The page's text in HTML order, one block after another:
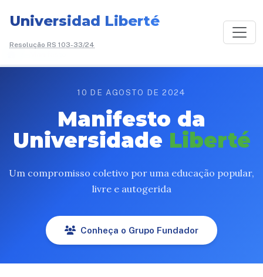
Universidad Liberté
Resolução RS 103-33/24
10 DE AGOSTO DE 2024
Manifesto da
Universidade Liberté
Um compromisso coletivo por uma educação popular,
livre e autogerida
Conheça o Grupo Fundador